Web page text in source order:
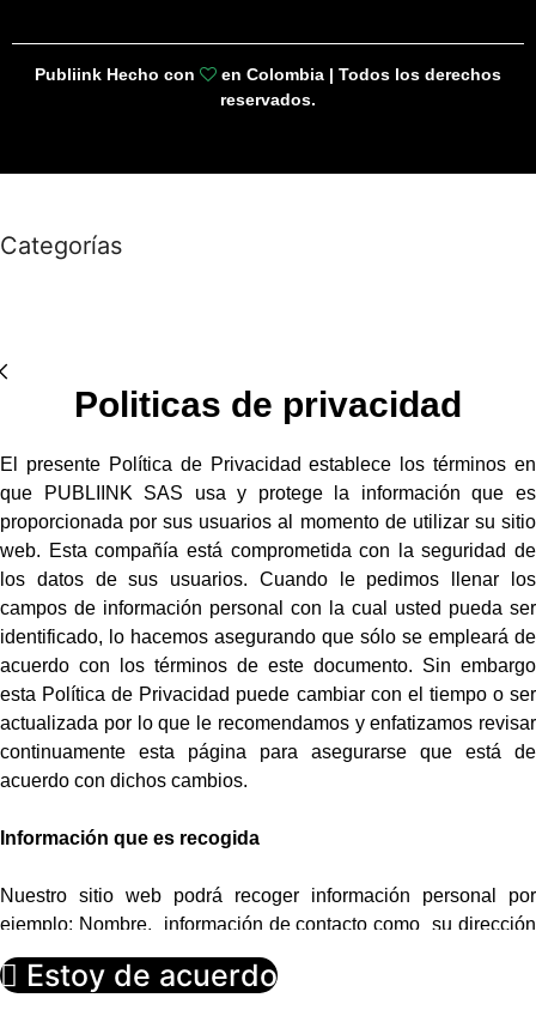
Publiink Hecho con
en Colombia | Todos los derechos
reservados.
Categorías
Politicas de privacidad
El presente Política de Privacidad establece los términos en
que PUBLIINK SAS usa y protege la información que es
proporcionada por sus usuarios al momento de utilizar su sitio
web. Esta compañía está comprometida con la seguridad de
los datos de sus usuarios. Cuando le pedimos llenar los
campos de información personal con la cual usted pueda ser
identificado, lo hacemos asegurando que sólo se empleará de
acuerdo con los términos de este documento. Sin embargo
esta Política de Privacidad puede cambiar con el tiempo o ser
actualizada por lo que le recomendamos y enfatizamos revisar
continuamente esta página para asegurarse que está de
acuerdo con dichos cambios.
Información que es recogida
Nuestro sitio web podrá recoger información personal por
ejemplo: Nombre, información de contacto como su dirección
de correo electrónica e información demográfica. Así mismo
cuando sea necesario podrá ser requerida información
Estoy de acuerdo